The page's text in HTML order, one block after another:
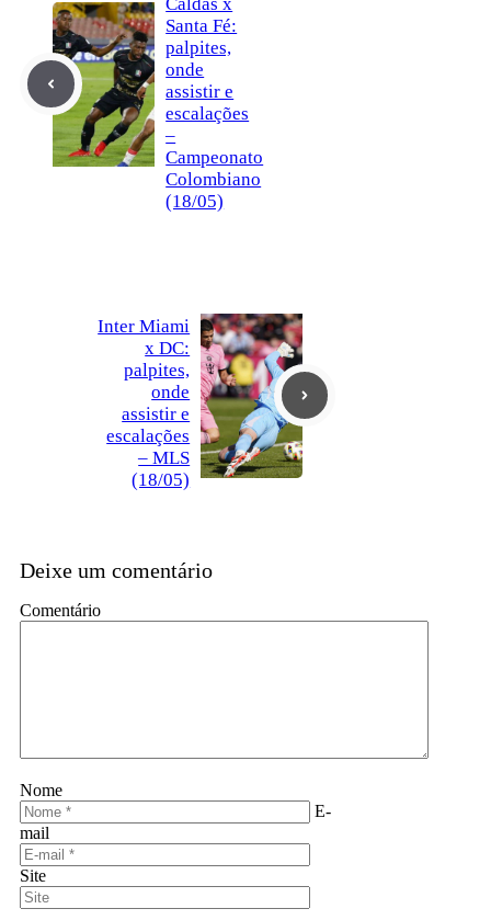
Santa Fé:
palpites,
onde
assistir e
escalações
–
Campeonato
Colombiano
(18/05)
Inter Miami
x DC:
palpites,
onde
assistir e
escalações
– MLS
(18/05)
Deixe um comentário
Comentário
Nome
E-
mail
Site